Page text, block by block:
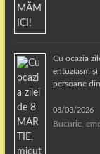
Cu ocazia
entuziasm
persoane
08/03/2026
Bucurie,